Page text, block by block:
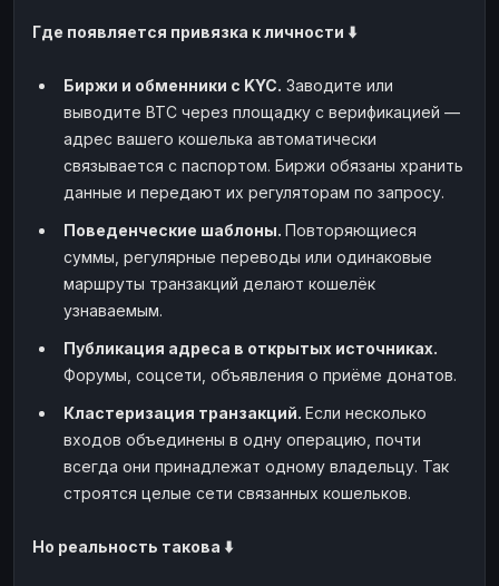
Где появляется привязка к личности ⬇️
Биржи и обменники с KYC. Заводите или
выводите BTC через площадку с верификацией —
адрес вашего кошелька автоматически
связывается с паспортом. Биржи обязаны хранить
данные и передают их регуляторам по запросу.
Поведенческие шаблоны. Повторяющиеся
суммы, регулярные переводы или одинаковые
маршруты транзакций делают кошелёк
узнаваемым.
Публикация адреса в открытых источниках.
Форумы, соцсети, объявления о приёме донатов.
Кластеризация транзакций. Если несколько
входов объединены в одну операцию, почти
всегда они принадлежат одному владельцу. Так
строятся целые сети связанных кошельков.
Но реальность такова ⬇️